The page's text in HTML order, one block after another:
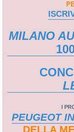
MILANO
I
PEUGEOT
DELLA